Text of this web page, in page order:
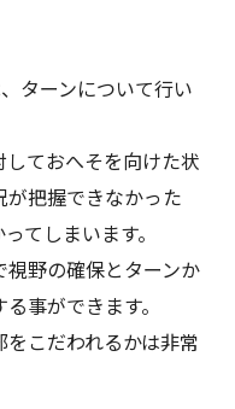
ターンについて行い
ておへそを向けた状
把握できなかった
てしまいます。
野の確保とターンか
事ができます。
こだわれるかは非常